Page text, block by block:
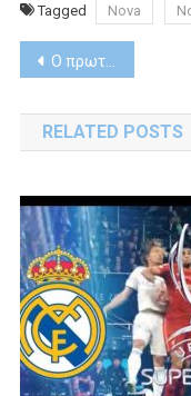
Tagged Nova
Post
navigation
O πρωταθλητής Ελλάδας ΠΑΟΚ συνεχίζει την προετοιμασία του αποκλειστικά στο γήπεδο του Novasports
RELATED POSTS